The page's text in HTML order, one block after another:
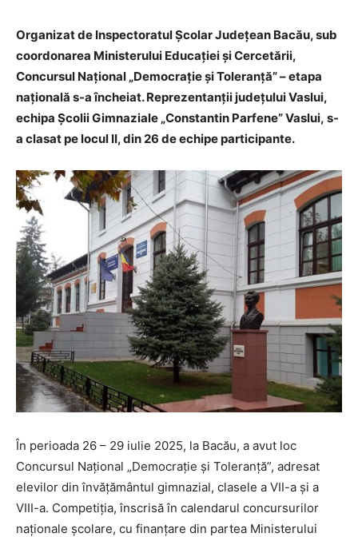
Organizat de Inspectoratul Școlar Județean Bacău, sub
coordonarea Ministerului Educației și Cercetării,
Concursul Național „Democrație și Toleranță” – etapa
națională s-a încheiat. Reprezentanții județului Vaslui,
echipa Școlii Gimnaziale „Constantin Parfene” Vaslui, s-
a clasat pe locul II, din 26 de echipe participante.
În perioada 26 – 29 iulie 2025, la Bacău, a avut loc
Concursul Național „Democrație și Toleranță”, adresat
elevilor din învățământul gimnazial, clasele a VII-a și a
VIII-a. Competiția, înscrisă în calendarul concursurilor
naționale școlare, cu finanțare din partea Ministerului